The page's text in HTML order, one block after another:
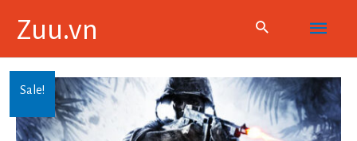
Zuu.vn
Main
Menu
Sale!